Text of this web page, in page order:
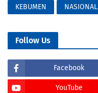
KEBUMEN
NASIONAL
Follow Us
Facebook
YouTube